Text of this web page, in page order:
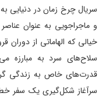
سریال چرخ زمان در دنیایی
و ماجراجویی به عنوان
خیالی که الهاماتی از دوران
سلاح‌های سرد به مبارزه
قدرت‌های خاص به زندگی
سرآغاز شکل‌گیری یک سفر